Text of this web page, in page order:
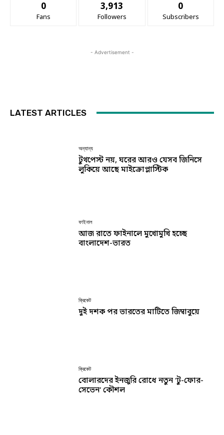
0
Fans
3,913
Followers
0
Subscribers
- Advertisement -
LATEST ARTICLES
অন্যান্য
টুথপেস্ট নয়, ঘরের আরও যেসব জিনিসে
লুকিয়ে আছে মাইক্রোপ্লাস্টিক
ফাইনাল
আজ রাতে ফাইনালে মুখোমুখি হচ্ছে
বাংলাদেশ-ভারত
ক্রিকেট
দুই দশক পর ভারতের মাটিতে জিম্বাবুয়ে
ক্রিকেট
বোলারদের ইনজুরি রোধে নতুন ‘টু-ফোর-
সেভেন’ কৌশল